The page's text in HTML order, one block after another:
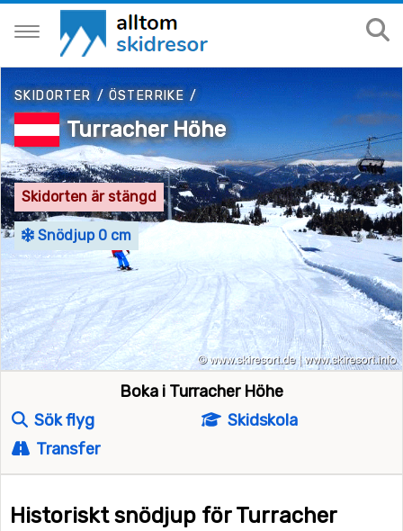
SKIDORTER/ÖSTERRIKE/
Turracher Höhe
Skidorten är stängd
Snödjup 0 cm
Boka i Turracher Höhe
Sök flyg
Skidskola
Transfer
Historiskt snödjup för Turracher